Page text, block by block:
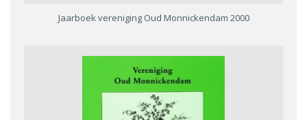
Jaarboek vereniging Oud Monnickendam 2000